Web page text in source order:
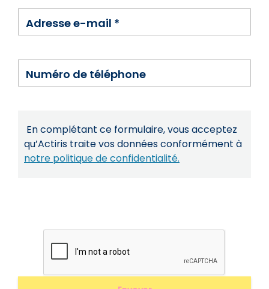
Adresse e-mail *
Numéro de téléphone
En complétant ce formulaire, vous acceptez
qu’Actiris traite vos données conformément à
notre politique de confidentialité.